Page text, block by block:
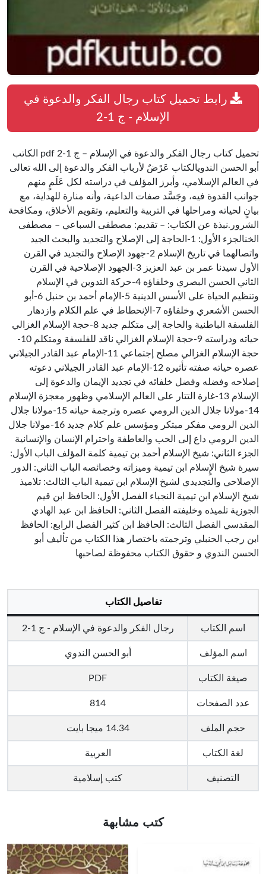
رابط تحميل كتاب رجال الفكر والدعوة في
الإسلام - ج 1-2
تحميل كتاب رجال الفكر والدعوة في الإسلام – ج 1-2 pdf الكاتب
أبو الحسن الندويالكتاب عَرْضٌ لأرباب الفكر والدعوة إلى الله تعالى
في العالم الإسلامي، وأبرز المؤلف في دراسته لكل عَلَمٍ منهم
جوانب القدوة فيه، وجَسَّد صفات الداعية، وأنه منارة للهداية، مع
بيانٍ لحياته ومراحلها في التربية والتعليم، وتقويم الأخلاق، ومكافحة
الشرور.نبذة عن الكتاب: – تقديم: مصطفى السباعي – مصطفى
الخنالجزء الأول: 1-الحاجة إلى الإصلاح والتجديد والبحث الجيد
واتصالهما في تاريخ الإسلام 2-جهود الإصلاح والتجديد في القرن
الأول سيدنا عمر بن عبد العزيز 3-الجهود الإصلاحية في القرن
الثاني الحسن البصري وخلفاؤه 4-حركة التدوين في الإسلام
وتنظيم الحياة على الأسس الدينية 5-الإمام أحمد بن حنبل 6-أبو
الحسن الأشعري وخلفاؤه 7-الإنحطاط في علم الكلام وازدهار
الفلسفة الباطنية والحاجة إلى متكلم جديد 8-حجة الإسلام الغزالي
حياته ودراسته 9-حجة الإسلام الغزالي ناقد للفلسفة ومتكلم 10-
حجة الإسلام الغزالي مصلح إجتماعي 11-الإمام عبد القادر الجيلاني
عصره حياته صفته تأثيره 12-الإمام عبد القادر الجيلاني دعوته
إصلاحه وفضله وفضل خلفائه في تجديد الإيمان والدعوة إلى
الإسلام 13-غارة التتار على العالم الإسلامي وظهور معجزة الإسلام
14-مولانا جلال الدين الرومي عصره وترجمة حياته 15-مولانا جلال
الدين الرومي مفكر مبتكر ومؤسس علم كلام جديد 16-مولانا جلال
الدين الرومي داع إلى الحب والعاطفة واحترام الإنسان والإنسانية
الجزء الثاني: شيخ الإسلام أحمد بن تيمية كلمة المؤلف الباب الأول:
سيرة شيخ الإٍسلام ابن تيمية وميزاته وخصائصه الباب الثاني: الدور
الإصلاحي والتجديدي لشيخ الإسلام ابن تيمية الباب الثالث: تلاميذ
شيخ الإسلام ابن تيمية النجباء الفصل الأول: الحافظ ابن قيم
الجوزية تلميذه وخليفته الفصل الثاني: الحافظ ابن عبد الهادي
المقدسي الفصل الثالث: الحافظ ابن كثير الفصل الرابع: الحافظ
ابن رجب الحنبلي وترجمته باختصار هذا الكتاب من تأليف أبو
الحسن الندوي و حقوق الكتاب محفوظة لصاحبها
تفاصيل الكتاب
اسم الكتاب رجال الفكر والدعوة في الإسلام - ج 1-2
اسم المؤلف أبو الحسن الندوي
صيغة الكتاب PDF
عدد الصفحات 814
حجم الملف 14.34 ميجا بايت
لغة الكتاب العربية
التصنيف كتب إسلامية
كتب مشابهة